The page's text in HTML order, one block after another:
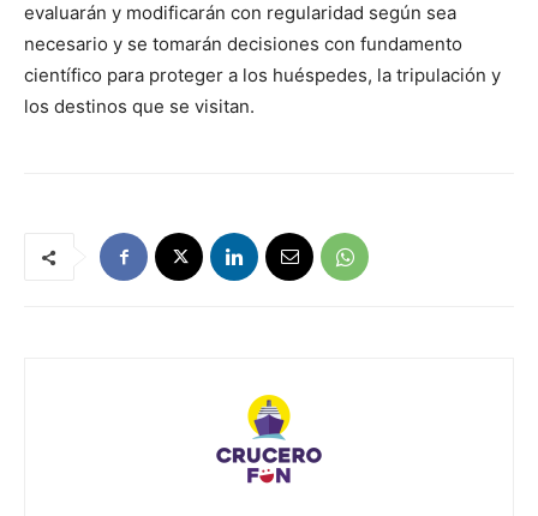
evaluarán y modificarán con regularidad según sea
necesario y se tomarán decisiones con fundamento
científico para proteger a los huéspedes, la tripulación y
los destinos que se visitan.